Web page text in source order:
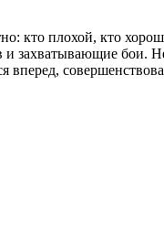
кто плохой, кто
и захватывающие бои.
вперед,